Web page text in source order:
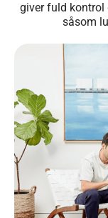
giver fuld kontrol
såsom